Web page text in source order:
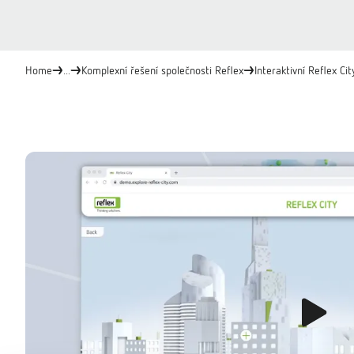
Home Komplexní řešení společnosti Reflex Interaktivní Reflex
Přehrát video